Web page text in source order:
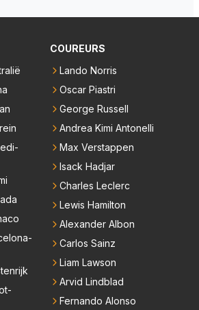
dan de F1 op dit moment.
ouderwetse racen waarbij de ma
ik Max het nog wel langer volho
beweerd. Dan kan hij
klasse laten zien en he
lol aan.
COUREURS
Lando Norris
Oscar Piastri
George Russell
Andrea Kimi Antonelli
Max Verstappen
Isack Hadjar
Charles Leclerc
Lewis Hamilton
Alexander Albon
Carlos Sainz
Liam Lawson
Arvid Lindblad
Fernando Alonso